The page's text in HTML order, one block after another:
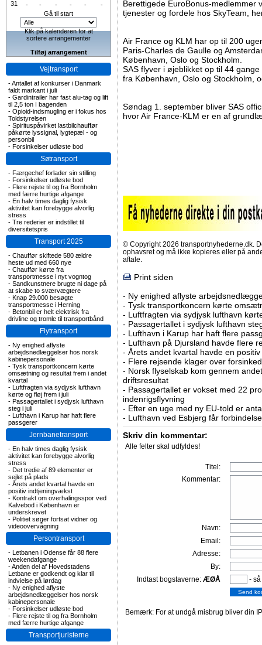
31
- - - - -
-
Gå til start
Klik på kalenderen for at
sortere arrangementer
Tilføj arrangement
Vejtransport
-Antallet af konkurser i Danmark
faldt markant i juli
- Gardintrailer har fast alu-tag og lift
til 2,5 ton I bagenden
- Opioid-indsmugling er i fokus hos
Toldstyrelsen
- Spirituspåvirket lastbilchauffør
påkørte lyssignal, lygtepæl - og
personbil
- Forsinkelser udløste bod
Søtransport
- Færgechef forlader sin stilling
- Forsinkelser udløste bod
- Flere rejste til og fra Bornholm
med færre hurtige afgange
- En halv times daglig fysisk
aktivitet kan forebygge alvorlig
stress
- Tre rederier er indstillet til
diversitetspris
Transport 2025
- Chauffør skiftede 580 ældre
heste ud med 660 nye
- Chauffør kørte fra
transportmesse i nyt vogntog
- Sandkunstnere brugte ni dage på
at skabe to sværvægtere
- Knap 29.000 besøgte
transportmesse i Herning
- Betonbil er helt elektrisk fra
drivline og tromle til transportbånd
Flytransport
- Ny enighed aflyste
arbejdsnedlæggelser hos norsk
kabinepersonale
- Tysk transportkoncern kørte
omsætning og resultat frem i andet
kvartal
- Luftfragten via sydjysk lufthavn
kørte og fløj frem i juli
- Passagertallet i sydjysk lufthavn
steg i juli
- Lufthavn i Karup har haft flere
passgerer
Jernbanetransport
- En halv times daglig fysisk
aktivitet kan forebygge alvorlig
stress
- Det tredie af 89 elementer er
sejlet på plads
- Årets andet kvartal havde en
positiv indtjeningvækst
- Kontrakt om overhalingsspor ved
Kalvebod i København er
underskrevet
- Politiet søger fortsat vidner og
videoovervågning
Persontransport
- Letbanen i Odense får 88 flere
weekendafgange
-Anden del af Hovedstadens
Letbane er godkendt og klar til
indvielse på lørdag
- Ny enighed aflyste
arbejdsnedlæggelser hos norsk
kabinepersonale
- Forsinkelser udløste bod
- Flere rejste til og fra Bornholm
med færre hurtige afgange
Transportjuristerne
Berettigede EuroBonus-medlemmer
tjenester og fordele hos SkyTeam,
Air France og KLM har op til 200
Paris-Charles de Gaulle og
København, Oslo og Stockholm.
SAS flyver i øjeblikket op til 44
fra København, Oslo og Stockholm,
Søndag 1. september bliver SAS
hvor Air France-KLM er en af
© Copyright 2026 transportnyhederne.dk.
ophavsret og må ikke kopieres eller på
aftale.
Print siden
- Ny enighed aflyste
- Tysk transportkoncern kørte
- Luftfragten via sydjysk lufthavn
- Passagertallet i sydjysk lufthavn
- Lufthavn i Karup har haft flere
- Lufthavn på Djursland havde flere
- Årets andet kvartal havde en
- Flere rejsende klager over
- Norsk flyselskab kom gennem
driftsresultat
- Passagertallet er vokset med 22
indenrigsflyvning
- Efter en uge med ny EU-told er
- Lufthavn ved Esbjerg får
Skriv din kommentar:
Alle felter skal udfyldes!
Titel:
Kommentar:
Navn:
Email:
Adresse:
By:
Indtast bogstaverne: ÆØÅ -
Bemærk: For at undgå misbrug bliver din